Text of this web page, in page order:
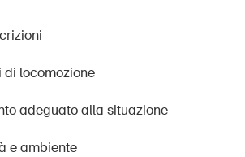
di locomozione
adeguato alla situazione
e ambiente